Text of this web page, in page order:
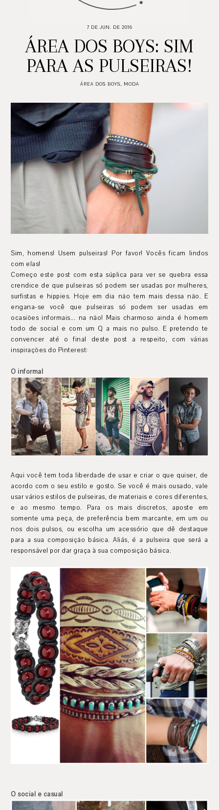
7 DE JUN. DE 2016
ÁREA DOS BOYS: SIM
PARA AS PULSEIRAS!
ÁREA DOS BOYS, MODA
Sim, homens! Usem pulseiras! Por favor! Vocês ficam lindos
com elas!
Começo este post com esta súplica para ver se quebra essa
crendice de que pulseiras só podem ser usadas por mulheres,
surfistas e hippies. Hoje em dia não tem mais dessa não. E
engana-se você que pulseiras só podem ser usadas em
ocasiões informais... na não! Mais charmoso ainda é homem
todo de social e com um Q a mais no pulso. E pretendo te
convencer até o final deste post a respeito, com várias
inspirações do Pinterest:
O informal
Aqui você tem toda liberdade de usar e criar o que quiser, de
acordo com o seu estilo e gosto. Se você é mais ousado, vale
usar vários estilos de pulseiras, de materiais e cores diferentes,
e ao mesmo tempo. Para os mais discretos, aposte em
somente uma peça, de preferência bem marcante, em um ou
nos dois pulsos, ou escolha um acessório que dê destaque
para a sua composição básica. Aliás, é a pulseira que será a
responsável por dar graça à sua composição básica.
O social e casual